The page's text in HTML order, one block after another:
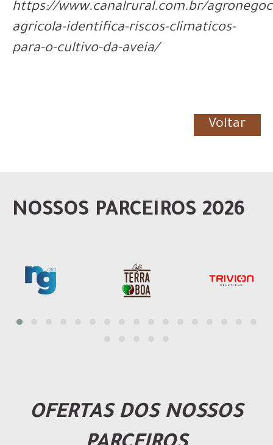
https://www.canalrural.com.br/
agricola-identifica-riscos-climaticos-
para-o-cultivo-da-aveia/
Voltar
NOSSOS PARCEIROS 2026
OFERTAS DOS NOSSOS